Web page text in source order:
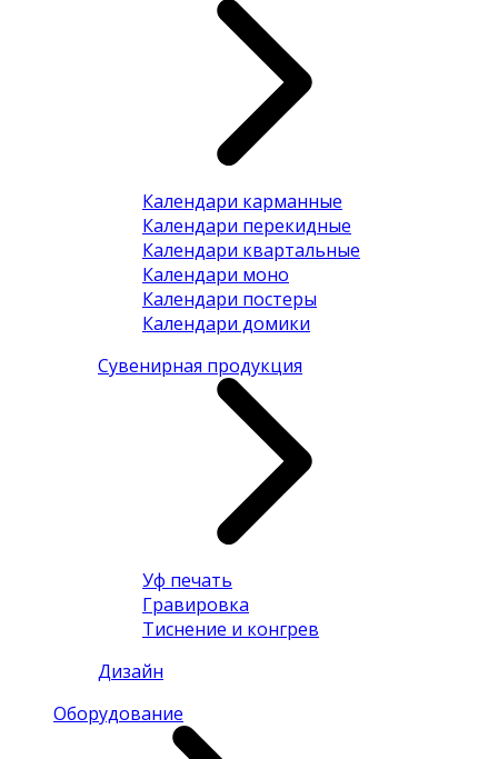
Календари карманные
Календари перекидные
Календари квартальные
Календари моно
Календари постеры
Календари домики
Сувенирная продукция
Уф печать
Гравировка
Тиснение и конгрев
Дизайн
Оборудование